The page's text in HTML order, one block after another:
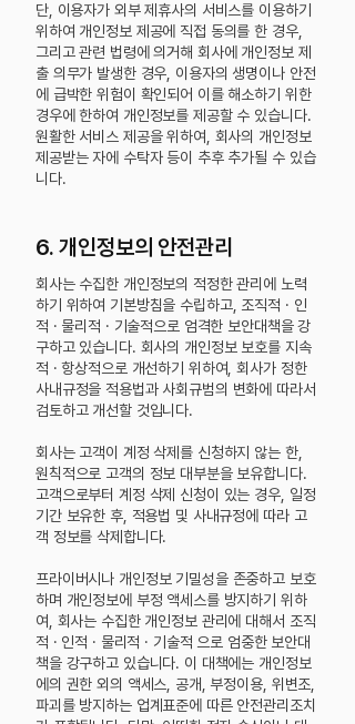
단, 이용자가 외부 제휴사의 서비스를 이용하기
위하여 개인정보 제공에 직접 동의를 한 경우,
그리고 관련 법령에 의거해 회사에 개인정보 제
출 의무가 발생한 경우, 이용자의 생명이나 안전
에 급박한 위험이 확인되어 이를 해소하기 위한
경우에 한하여 개인정보를 제공할 수 있습니다.
원활한 서비스 제공을 위하여, 회사의 개인정보
제공받는 자에 수탁자 등이 추후 추가될 수 있습
니다.
6. 개인정보의 안전관리
회사는 수집한 개인정보의 적정한 관리에 노력
하기 위하여 기본방침을 수립하고, 조직적 · 인
적 · 물리적 · 기술적으로 엄격한 보안대책을 강
구하고 있습니다. 회사의 개인정보 보호를 지속
적 · 항상적으로 개선하기 위하여, 회사가 정한
사내규정을 적용법과 사회규범의 변화에 따라서
검토하고 개선할 것입니다.
회사는 고객이 계정 삭제를 신청하지 않는 한,
원칙적으로 고객의 정보 대부분을 보유합니다.
고객으로부터 계정 삭제 신청이 있는 경우, 일정
기간 보유한 후, 적용법 및 사내규정에 따라 고
객 정보를 삭제합니다.
프라이버시나 개인정보 기밀성을 존중하고 보호
하며 개인정보에 부정 액세스를 방지하기 위하
여, 회사는 수집한 개인정보 관리에 대해서 조직
적 · 인적 · 물리적 · 기술적 으로 엄중한 보안대
책을 강구하고 있습니다. 이 대책에는 개인정보
에의 권한 외의 액세스, 공개, 부정이용, 위변조,
파괴를 방지하는 업계표준에 따른 안전관리조치